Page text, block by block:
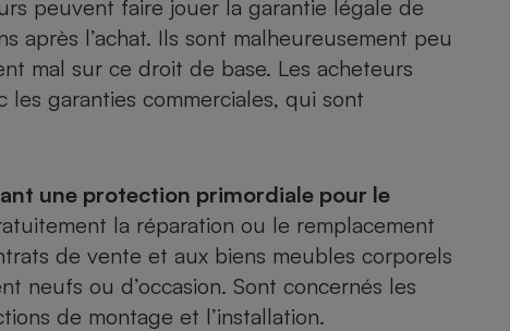
peuvent faire jouer la garantie légale de
après l’achat. Ils sont malheureusement peu
mal sur ce droit de base. Les acheteurs
garanties commerciales, qui sont
une protection primordiale pour le
la réparation ou le remplacement
de vente et aux biens meubles corporels
neufs ou d’occasion. Sont concernés les
de montage et l’installation.
- Comment choisir une
de champagne
en ligne
- Ustensile
Poêle à granulés